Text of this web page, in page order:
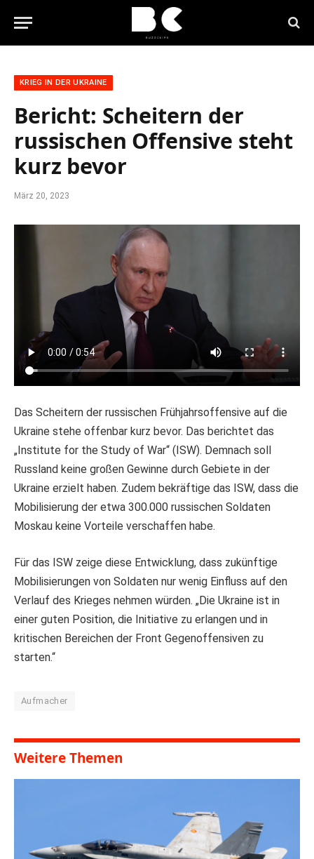
KRIEG IN DER UKRAINE
Bericht: Scheitern der
russischen Offensive steht
kurz bevor
März 20, 2023
Das Scheitern der russischen Frühjahrsoffensive auf die
Ukraine stehe offenbar kurz bevor. Das berichtet das
„Institute for the Study of War“ (ISW). Demnach soll
Russland keine großen Gewinne durch Gebiete in der
Ukraine erzielt haben. Zudem bekräftige das ISW, dass die
Mobilisierung der etwa 300.000 russischen Soldaten
Moskau keine Vorteile verschaffen habe.
Für das ISW zeige diese Entwicklung, dass zukünftige
Mobilisierungen von Soldaten nur wenig Einfluss auf den
Verlauf des Krieges nehmen würden. „Die Ukraine ist in
einer guten Position, die Initiative zu erlangen und in
kritischen Bereichen der Front Gegenoffensiven zu
starten.“
Aufmacher
Weitere Themen